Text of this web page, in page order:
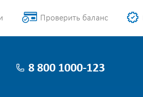
Проверить баланс
8 800 1000-123